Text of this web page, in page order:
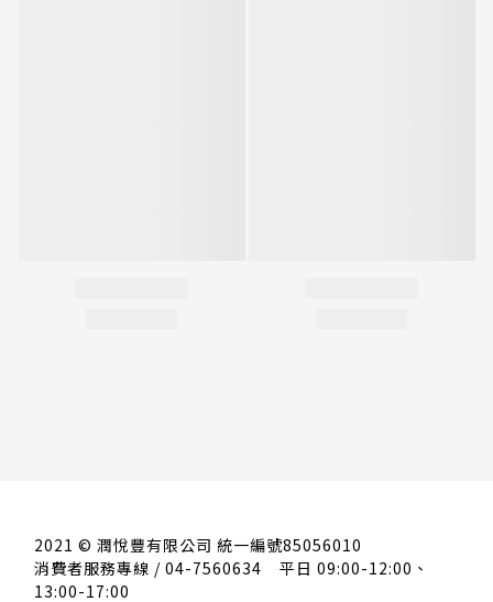
2021 © 潤悅豐有限公司 統一編號85056010
消費者服務專線 / 04-7560634 平日 09:00-12:00、
13:00-17:00